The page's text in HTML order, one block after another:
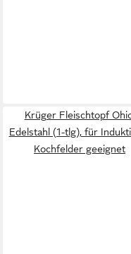
Krüger Fleischtopf
Edelstahl (1-tlg), für
Kochfelder geeignet